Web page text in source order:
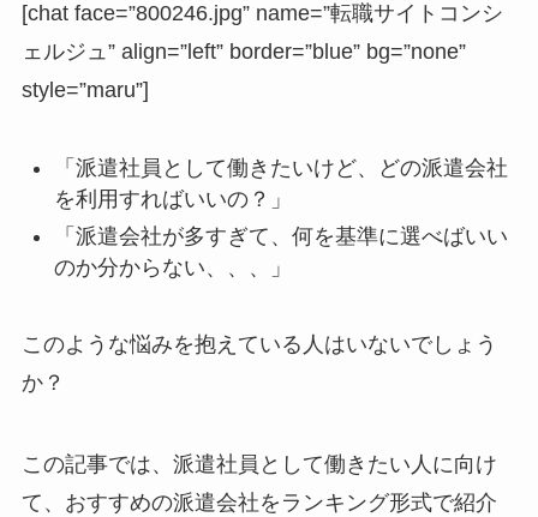
[chat face=”800246.jpg” name=”転職サイトコンシ
ェルジュ” align=”left” border=”blue” bg=”none”
style=”maru”]
「派遣社員として働きたいけど、どの派遣会社
を利用すればいいの？」
「派遣会社が多すぎて、何を基準に選べばいい
のか分からない、、、」
このような悩みを抱えている人はいないでしょう
か？
この記事では、派遣社員として働きたい人に向け
て、おすすめの派遣会社をランキング形式で紹介